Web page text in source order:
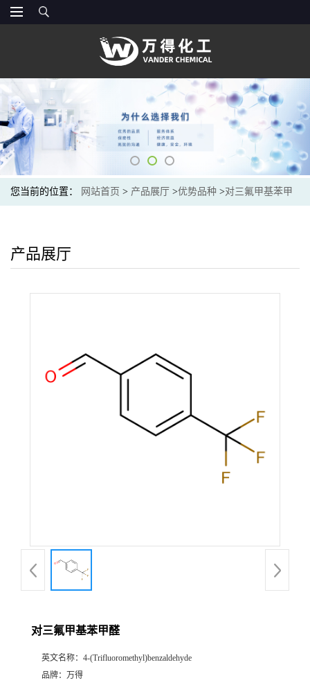
您当前的位置： 网站首页 > 产品展厅 >优势品种 >对三氟甲基苯甲
产品展厅
对三氟甲基苯甲醛
英文名称： 4-(Trifluoromethyl)benzaldehyde
品牌： 万得